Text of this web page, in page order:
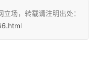
场，转载请注明出处：